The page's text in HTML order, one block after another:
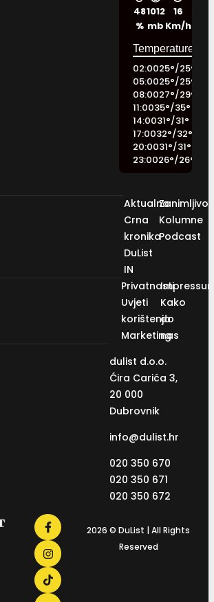
48
%
1012
mb
16
Km/h
02:0025°/25°
05:0025°/25°
08:0027°/29°
11:0035°/35°
14:0031°/31°
17:0032°/32°
20:0031°/31°
23:0026°/26°
Aktualno
Crna
kronika
DuList
IN
Kolumne
Podcast
Privatnosti
Uvjeti
korištenja
Marketing
Kako
do
nas
dulist d.o.o.
Ćira Carića 3,
20 000
Dubrovnik
info@dulist.hr
020 350 670
020 350 671
020 350 672
2026 © DuList | All Rights
Reserved